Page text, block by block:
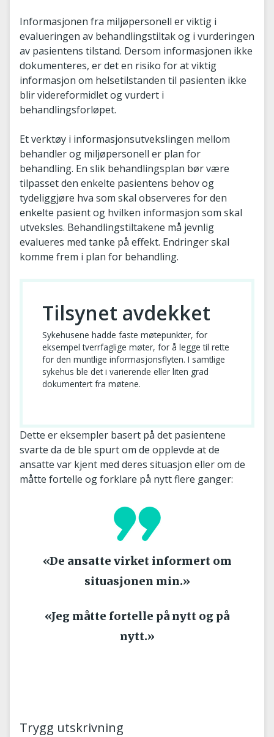
Informasjonen fra miljøpersonell er viktig i
evalueringen av behandlingstiltak og i vurderingen
av pasientens tilstand. Dersom informasjonen ikke
dokumenteres, er det en risiko for at viktig
informasjon om helsetilstanden til pasienten ikke
blir videreformidlet og vurdert i
behandlingsforløpet.
Et verktøy i informasjonsutvekslingen mellom
behandler og miljøpersonell er plan for
behandling. En slik behandlingsplan bør være
tilpasset den enkelte pasientens behov og
tydeliggjøre hva som skal observeres for den
enkelte pasient og hvilken informasjon som skal
utveksles. Behandlingstiltakene må jevnlig
evalueres med tanke på effekt. Endringer skal
komme frem i plan for behandling.
Tilsynet avdekket
Sykehusene hadde faste møtepunkter, for
eksempel tverrfaglige møter, for å legge til rette
for den muntlige informasjonsflyten. I samtlige
sykehus ble det i varierende eller liten grad
dokumentert fra møtene.
Dette er eksempler basert på det pasientene
svarte da de ble spurt om de opplevde at de
ansatte var kjent med deres situasjon eller om de
måtte fortelle og forklare på nytt flere ganger:
«De ansatte virket informert om
situasjonen min.»
«Jeg måtte fortelle på nytt og på
nytt.»
Trygg utskrivning